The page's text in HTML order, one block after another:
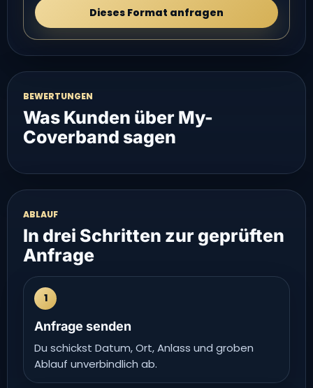
Dieses Format anfragen
BEWERTUNGEN
Was Kunden über My-
Coverband sagen
ABLAUF
In drei Schritten zur geprüften
Anfrage
1
Anfrage senden
Du schickst Datum, Ort, Anlass und groben
Ablauf unverbindlich ab.